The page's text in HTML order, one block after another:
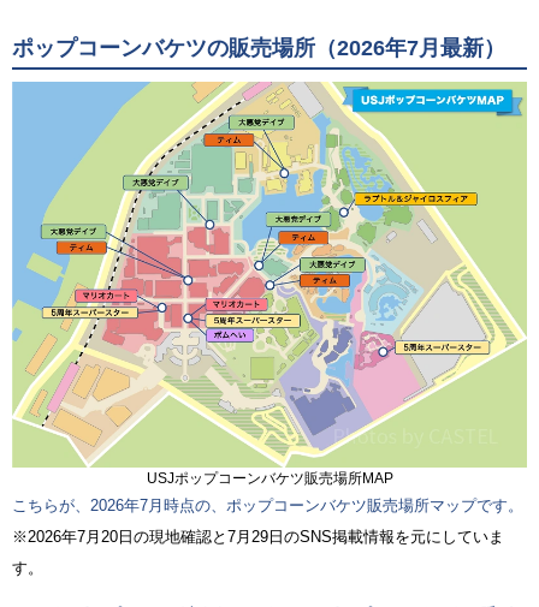
ポップコーンバケツの販売場所（2026年7月最新）
USJポップコーンバケツ販売場所MAP
こちらが、2026年7月時点の、ポップコーンバケツ販売場所マップです。
※2026年7月20日の現地確認と7月29日のSNS掲載情報を元にしていま
す。